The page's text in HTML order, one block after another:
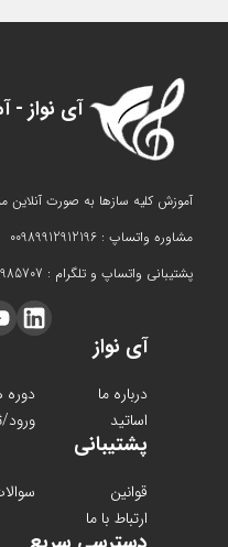
آی نواز -
آموزش کلیه سازها به صورت
مشاوره واتساپ : 00989912912196
پشتیبانی واتساپ و تلگرام : 00989190985707
آی نواز
درباره ما
دوره
اساتید
پشتیبانی
قوانین
ارتباط با ما